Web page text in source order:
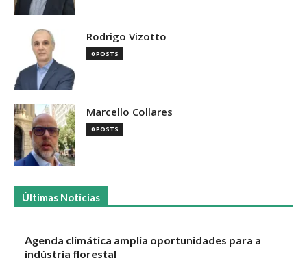
Rodrigo Vizotto
0 POSTS
Marcello Collares
0 POSTS
Últimas Notícias
Agenda climática amplia oportunidades para a
indústria florestal